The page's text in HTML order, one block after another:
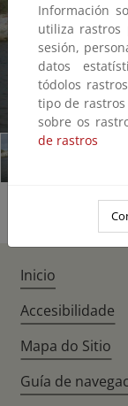
Información
utiliza rastros
sesión,
datos
tódolos
tipo de
sobre os
de rastros
Inicio
Accesibilidade
Mapa do Sitio
Guía de